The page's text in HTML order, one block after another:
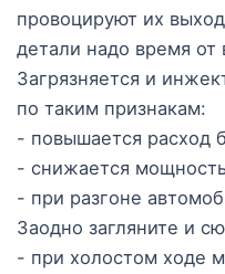
провоцируют их
детали надо время
Загрязняется и
по таким признакам:
- повышается расход
- снижается
- при разгоне
Заодно загляните и
- при холостом ходе